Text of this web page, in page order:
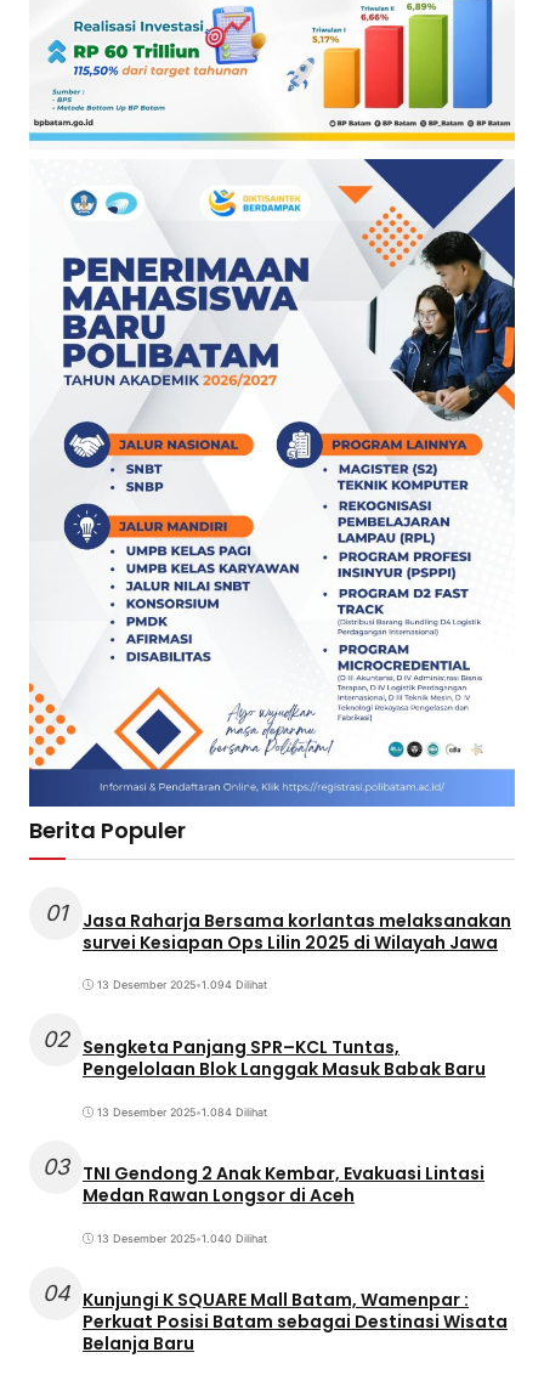
Berita Populer
01
Jasa Raharja Bersama korlantas melaksanakan
survei Kesiapan Ops Lilin 2025 di Wilayah Jawa
13 Desember 2025•1.094 Dilihat
02 Sengketa Panjang SPR–KCL Tuntas,
Pengelolaan Blok Langgak Masuk Babak Baru
13 Desember 2025•1.084 Dilihat
03 TNI Gendong 2 Anak Kembar, Evakuasi Lintasi
Medan Rawan Longsor di Aceh
13 Desember 2025•1.040 Dilihat
04 Kunjungi K SQUARE Mall Batam, Wamenpar :
Perkuat Posisi Batam sebagai Destinasi Wisata
Belanja Baru